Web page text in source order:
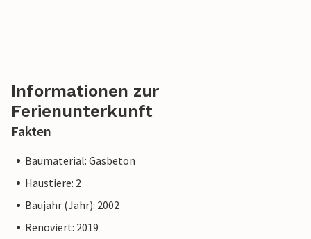
Informationen zur
Ferienunterkunft
Fakten
Baumaterial: Gasbeton
Haustiere: 2
Baujahr (Jahr): 2002
Renoviert: 2019